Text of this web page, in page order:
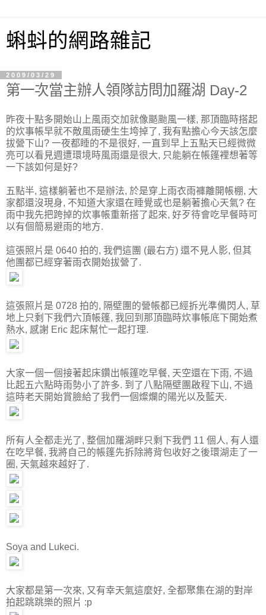
蝌蚪的網路雜記
2009/03/29
第一次當主辦人領隊訪問加羅湖 Day-2
昨夜十點多開始山上風雨交加就像颳颱風一樣, 那頂臨時搭起
的炊事帳早就不敵風雨硬生生垮掉了, 我有點擔心今天該怎麼
拔營下山? 一夜都睡的不是很好, 一直到早上五點天已經微微
亮可以看見週遭環境時風雨還是很大, 只能躺在帳篷裡想著等
一下該如何是好?
五點半, 這樣躺著也不是辦法, 於是穿上雨衣雨褲離開帳棚, 大
家都還沒現身, 不知道大家還在睡覺或也是躺著擔心天氣? 在
雨中我先把跨掉的炊事帳重新搭了起來, 好歹待會吃早餐時可
以有個簡易避雨的地方.
這張照片是 0640 拍的, 我們這團 (最右方) 還不見人影, 但其
他團都已經穿著雨衣開始拔營了.
這張照片是 0728 拍的, 隔壁團的營帳都已經拆光準備閃人, 草
地上只剩下我們六頂帳篷, 我回到那頂臨時炊事帳底下開始煮
熱水, 感謝 Eric 起床幫忙一起打理.
大家一個一個接著起床鑽出帳篷吃早餐, 天空還在下雨, 不過
比起五六點時雨勢小了許多. 到了八點隔壁團啟程下山, 不過
這時老天開始賞臉給了我們一個燦爛的陽光以及藍天.
所有人全都走光了, 整個加羅湖畔只剩下我們 11 個人, 有人還
在吃早餐, 我將自己的帳篷先拆除將背包收好之後環湖走了一
圈, 天氣越來越好了.
Soya and Lukeci.
大家都是第一次來, 又有幸天氣這麼好, 全都聚集在湖的對岸
拍起跳跳樂的照片 :p